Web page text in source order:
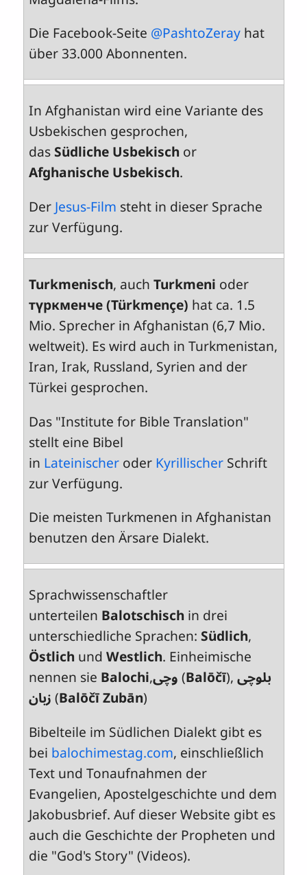
Die Facebook-Seite @PashtoZeray hat
über 33.000 Abonnenten.
In Afghanistan wird eine Variante des
Usbekischen gesprochen,
dasSüdliche Usbekisch or
Afghanische Usbekisch.
Der Jesus-Film steht in dieser Sprache
zur Verfügung.
Turkmenisch, auchTurkmeni oder
түркменче‎ (Türkmençe) hat ca. 1.5
Mio. Sprecher in Afghanistan (6,7 Mio.
weltweit). Es wird auch in Turkmenistan,
Iran, Irak, Russland, Syrien and der
Türkei gesprochen.
Das "Institute for Bible Translation"
stellt eine Bibel
in Lateinischer oder Kyrillischer Schrift
zur Verfügung.
Die meisten Turkmenen in Afghanistan
benutzen den Ärsare Dialekt.
Sprachwissenschaftler
unterteilen Balotschisch in drei
unterschiedliche Sprachen:Südlich,
Östlich undWestlich. Einheimische
nennen sie Balochi, وچی‎(Balōčī),بلوچی
زبان ‎ (Balōčī Zubān)
Bibelteile im Südlichen Dialekt gibt es
bei balochimestag.com, einschließlich
Text und Tonaufnahmen der
Evangelien, Apostelgeschichte und dem
Jakobusbrief. Auf dieser Website gibt es
auch die Geschichte der Propheten und
die "God's Story" (Videos).